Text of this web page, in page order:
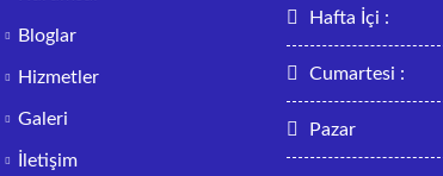
Bloglar
Hizmetler
Galeri
İletişim
Hafta İçi :
Cumartesi :
Pazar